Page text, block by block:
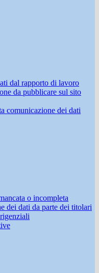
dal rapporto di lavoro
da pubblicare sul sito
comunicazione dei dati
o incompleta
dei dati da parte dei titolari